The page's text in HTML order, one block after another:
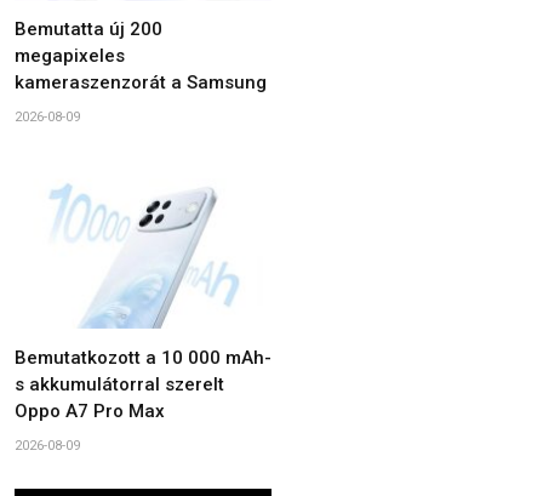
Bemutatta új 200
megapixeles
kameraszenzorát a Samsung
2026-08-09
Bemutatkozott a 10 000 mAh-
s akkumulátorral szerelt
Oppo A7 Pro Max
2026-08-09